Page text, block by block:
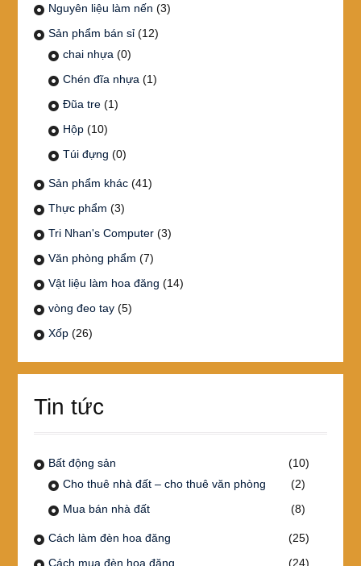
Nguyên liệu làm nến (3)
Sản phẩm bán sỉ (12)
chai nhựa (0)
Chén đĩa nhựa (1)
Đũa tre (1)
Hộp (10)
Túi đựng (0)
Sản phẩm khác (41)
Thực phẩm (3)
Tri Nhan's Computer (3)
Văn phòng phẩm (7)
Vật liệu làm hoa đăng (14)
vòng đeo tay (5)
Xốp (26)
Tin tức
Bất động sản
(10)
Cho thuê nhà đất – cho thuê văn phòng
(2)
Mua bán nhà đất
(8)
Cách làm đèn hoa đăng
(25)
Cách mua đèn hoa đăng
(24)